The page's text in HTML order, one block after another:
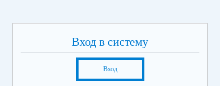
Вход в систему
Вход